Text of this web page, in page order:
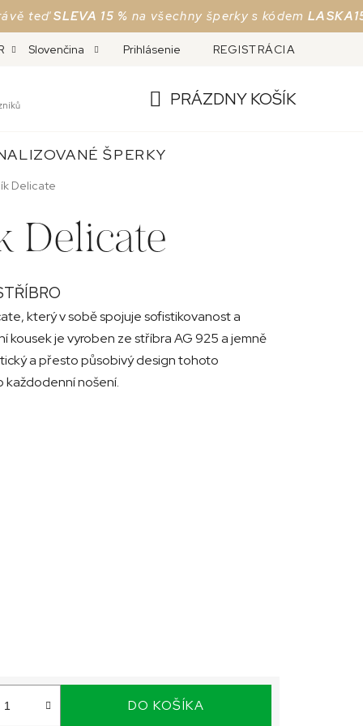
SLEVA 15 %na všechny šperky s kódemLASKA15Jen
A REKLAMACE ČESKÉ PUNCOVNÍ ZNAČKY
Slovenčina Prihlásenie REGISTRÁCIA
KOŠÍK
PRÁZDNY KOŠÍK
ŠPERKY
Delicate
Delicate
který v sobě spojuje sofistikovanost a
kousek je vyroben ze stříbra AG 925 a jemně
a přesto působivý design tohoto
každodenní nošení.
DO KOŠÍKA